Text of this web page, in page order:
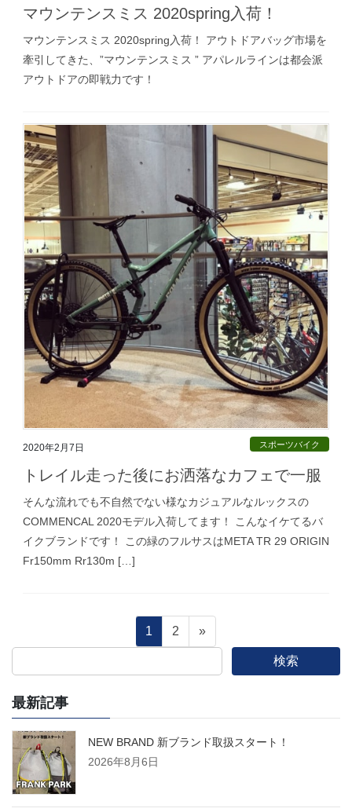
マウンテンスミス 2020spring入荷！
マウンテンスミス 2020spring入荷！ アウトドアバッグ市場を
牽引してきた、”マウンテンスミス ” アパレルラインは都会派
アウトドアの即戦力です！
2020年2月7日 スポーツバイク
トレイル走った後にお洒落なカフェで一服
そんな流れでも不自然でない様なカジュアルなルックスの
COMMENCAL 2020モデル入荷してます！ こんなイケてるバ
イクブランドです！ この緑のフルサスはMETA TR 29 ORIGIN
Fr150mm Rr130m […]
稿
の
ペ
ー
固
定
1
固
定
2 »
検索
最新記事
NEW BRAND 新ブランド取扱スタート！
2026年8月6日